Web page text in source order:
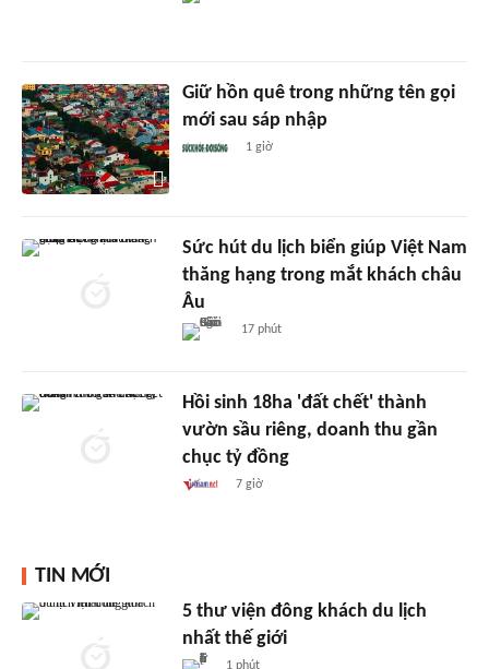
Giữ hồn quê trong những tên gọi
mới sau sáp nhập
1 giờ
Sức hút du lịch biển giúp Việt Nam
thăng hạng trong mắt khách châu
Âu
17 phút
Hồi sinh 18ha 'đất chết' thành
vườn sầu riêng, doanh thu gần
chục tỷ đồng
7 giờ
TIN MỚI
5 thư viện đông khách du lịch
nhất thế giới
1 phút